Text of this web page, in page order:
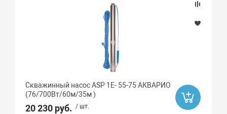
Скважинный насос ASP 1E- 55-75 АКВАРИО
(76/700Вт/60м/35м )
20 230 руб. / шт.